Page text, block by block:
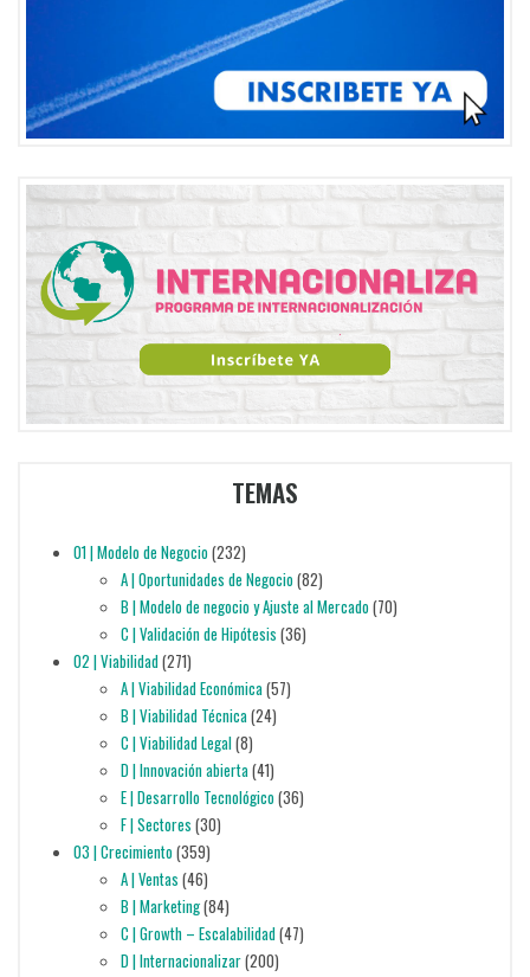
TEMAS
01 | Modelo de Negocio(232)
A | Oportunidades de Negocio(82)
B | Modelo de negocio y Ajuste al Mercado(70)
C | Validación de Hipótesis (36)
02 | Viabilidad(271)
A | Viabilidad Económica(57)
B | Viabilidad Técnica(24)
C | Viabilidad Legal(8)
D | Innovación abierta(41)
E | Desarrollo Tecnológico(36)
F | Sectores (30)
03 | Crecimiento(359)
A | Ventas (46)
B | Marketing(84)
C | Growth – Escalabilidad(47)
D | Internacionalizar(200)